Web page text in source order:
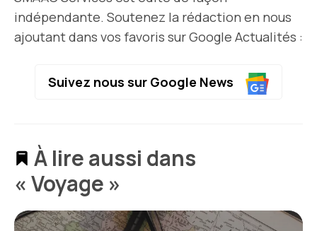
indépendante. Soutenez la rédaction en nous
ajoutant dans vos favoris sur Google Actualités :
Suivez nous sur Google News
À lire aussi dans
« Voyage »